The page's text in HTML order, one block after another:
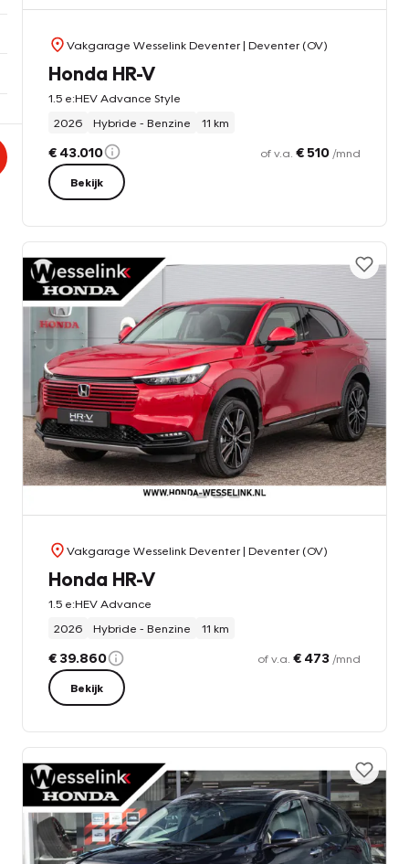
Vakgarage Wesselink Deventer| Deventer (OV)
Honda HR-V
1.5 e:HEV Advance Style
2026
Hybride - Benzine 11 km
€ 43.010 of v.a. € 510 /mnd
Bekijk
Vakgarage Wesselink Deventer| Deventer (OV)
Honda HR-V
1.5 e:HEV Advance
2026
Hybride - Benzine 11 km
€ 39.860 of v.a. € 473 /mnd
Bekijk